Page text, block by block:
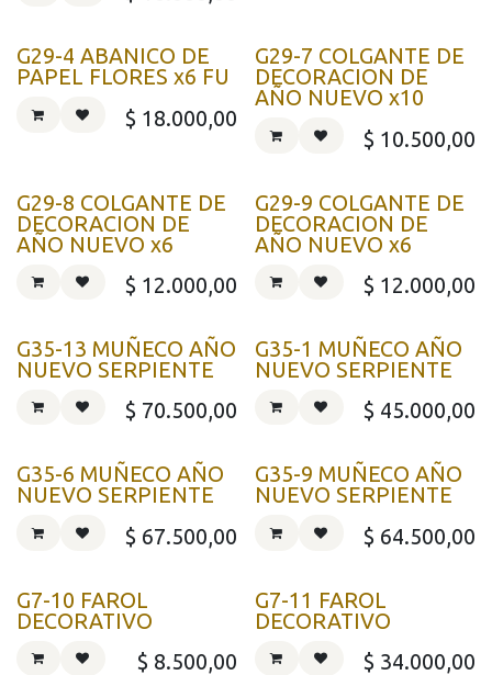
G29-4 ABANICO DE
PAPEL FLORES x6 FU
$ 18.000,00
G29-7 COLGANTE DE
DECORACION DE
AÑO NUEVO x10
$ 10.500,00
G29-8 COLGANTE DE
DECORACION DE
AÑO NUEVO x6
$ 12.000,00
G29-9 COLGANTE DE
DECORACION DE
AÑO NUEVO x6
$ 12.000,00
G35-13 MUÑECO AÑO
NUEVO SERPIENTE
$ 70.500,00
G35-1 MUÑECO AÑO
NUEVO SERPIENTE
$ 45.000,00
G35-6 MUÑECO AÑO
NUEVO SERPIENTE
$ 67.500,00
G35-9 MUÑECO AÑO
NUEVO SERPIENTE
$ 64.500,00
G7-10 FAROL
DECORATIVO
$ 8.500,00
G7-11 FAROL
DECORATIVO
$ 34.000,00